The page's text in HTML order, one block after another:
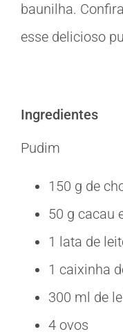
baunilha.
esse delicioso
Ingredientes
Pudim
150 g de
50 g cacau
1 lata de
1 caixinha
300 ml de
4 ovos